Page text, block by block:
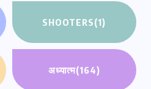
SHOOTERS(1)
अध्यात्म(164)